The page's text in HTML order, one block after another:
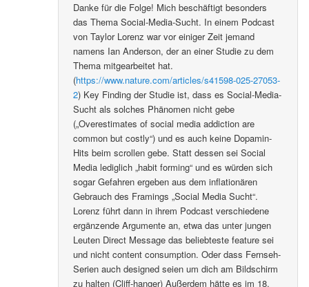
Danke für die Folge! Mich beschäftigt besonders
das Thema Social-Media-Sucht. In einem Podcast
von Taylor Lorenz war vor einiger Zeit jemand
namens Ian Anderson, der an einer Studie zu dem
Thema mitgearbeitet hat.
(https://www.nature.com/articles/s41598-025-27053-
2) Key Finding der Studie ist, dass es Social-Media-
Sucht als solches Phänomen nicht gebe
(„Overestimates of social media addiction are
common but costly“) und es auch keine Dopamin-
Hits beim scrollen gebe. Statt dessen sei Social
Media lediglich „habit forming“ und es würden sich
sogar Gefahren ergeben aus dem inflationären
Gebrauch des Framings „Social Media Sucht“.
Lorenz führt dann in ihrem Podcast verschiedene
ergänzende Argumente an, etwa das unter jungen
Leuten Direct Message das beliebteste feature sei
und nicht content consumption. Oder dass Fernseh-
Serien auch designed seien um dich am Bildschirm
zu halten (Cliff-hanger) Außerdem hätte es im 18.